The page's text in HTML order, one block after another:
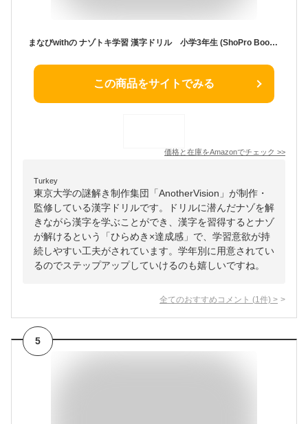
まなびwithの ナゾトキ学習 漢字ドリル 小学3年生 (ShoPro Books)
この商品をサイトでみる
価格と在庫をAmazonでチェック >>
Turkey
東京大学の謎解き制作集団「AnotherVision」が制作・
監修している漢字ドリルです。ドリルに潜んだナゾを解
きながら漢字を学ぶことができ、漢字を習得するとナゾ
が解けるという「ひらめき×達成感」で、学習意欲が持
続しやすい工夫がされています。学年別に用意されてい
るのでステップアップしていけるのも嬉しいですね。
全てのおすすめコメント (1 件) >
5